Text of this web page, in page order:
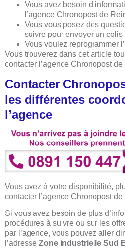
Vous avez besoin
l’agence Chronopost de
Vous vous posez des
suivre pour envoyer un colis
Vous voulez reprogrammer
Vous trouverez dans cet article
contacter l’agence Chronopost de
Contacter
les différentes
l’agence
Vous avez à votre disponibilité,
contacter l’agence Chronopost de
Si vous avez besoin de plus
procédures à suivre ou sur les
par l’agence, vous pouvez aller
l’adresse Zone industrielle Sud